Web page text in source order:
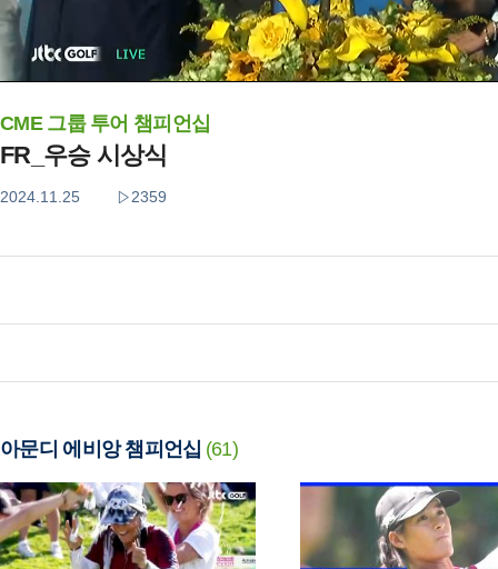
CME 그룹 투어 챔피언십
FR_우승 시상식
2024.11.25 2359
아문디 에비앙 챔피언십 (61)